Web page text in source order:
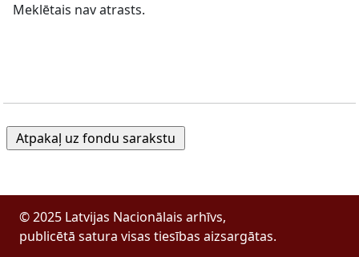
Meklētais nav atrasts.
© 2025 Latvijas Nacionālais arhīvs,
publicētā satura visas tiesības aizsargātas.